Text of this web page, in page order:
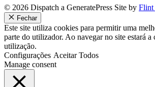
© 2026 Dispatch a GeneratePress Site by Flint
Fechar
Este site utiliza cookies para permitir uma
parte do utilizador. Ao navegar no site estará a
utilização.
Configurações Aceitar Todos
Manage consent